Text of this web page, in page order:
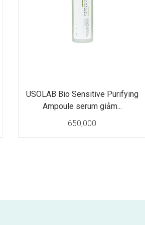
USOLAB Bio Sensitive Purifying
Ampoule serum giảm...
650,000